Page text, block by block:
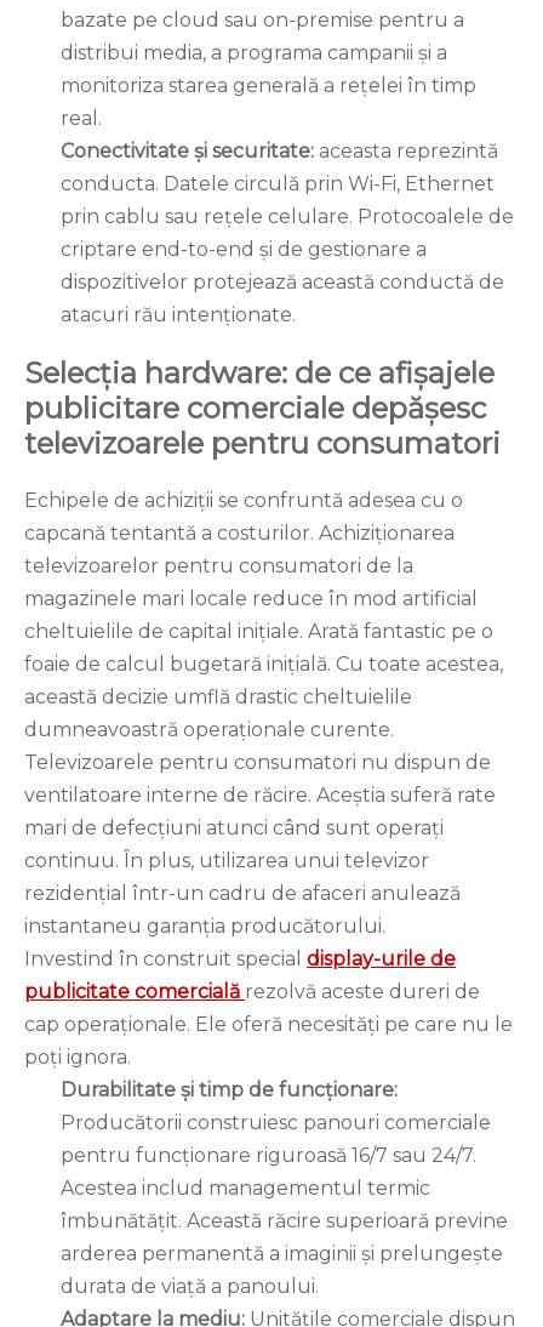
bazate pe cloud sau on-premise pentru a
distribui media, a programa campanii și a
monitoriza starea generală a rețelei în timp
real.
Conectivitate și securitate: aceasta reprezintă
conducta. Datele circulă prin Wi-Fi, Ethernet
prin cablu sau rețele celulare. Protocoalele de
criptare end-to-end și de gestionare a
dispozitivelor protejează această conductă de
atacuri rău intenționate.
Selecția hardware: de ce afișajele
publicitare comerciale depășesc
televizoarele pentru consumatori
Echipele de achiziții se confruntă adesea cu o
capcană tentantă a costurilor. Achiziționarea
televizoarelor pentru consumatori de la
magazinele mari locale reduce în mod artificial
cheltuielile de capital inițiale. Arată fantastic pe o
foaie de calcul bugetară inițială. Cu toate acestea,
această decizie umflă drastic cheltuielile
dumneavoastră operaționale curente.
Televizoarele pentru consumatori nu dispun de
ventilatoare interne de răcire. Aceștia suferă rate
mari de defecțiuni atunci când sunt operați
continuu. În plus, utilizarea unui televizor
rezidențial într-un cadru de afaceri anulează
instantaneu garanția producătorului.
Investind în construit special display-urile de
publicitate comercială rezolvă aceste dureri de
cap operaționale. Ele oferă necesități pe care nu le
poți ignora.
Durabilitate și timp de funcționare:
Producătorii construiesc panouri comerciale
pentru funcționare riguroasă 16/7 sau 24/7.
Acestea includ managementul termic
îmbunătățit. Această răcire superioară previne
arderea permanentă a imaginii și prelungește
durata de viață a panoului.
Adaptare la mediu: Unitățile comerciale dispun